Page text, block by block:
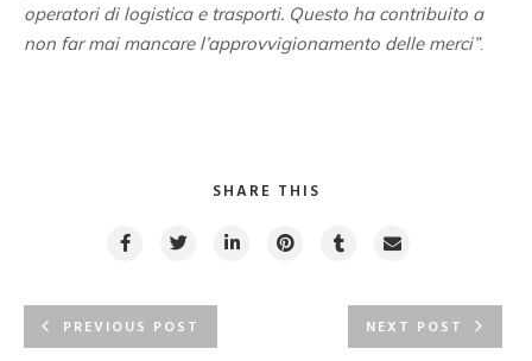
operatori di logistica e trasporti. Questo ha contribuito a
non far mai mancare l’approvvigionamento delle merci”.
SHARE THIS
PREVIOUS POST NEXT POST